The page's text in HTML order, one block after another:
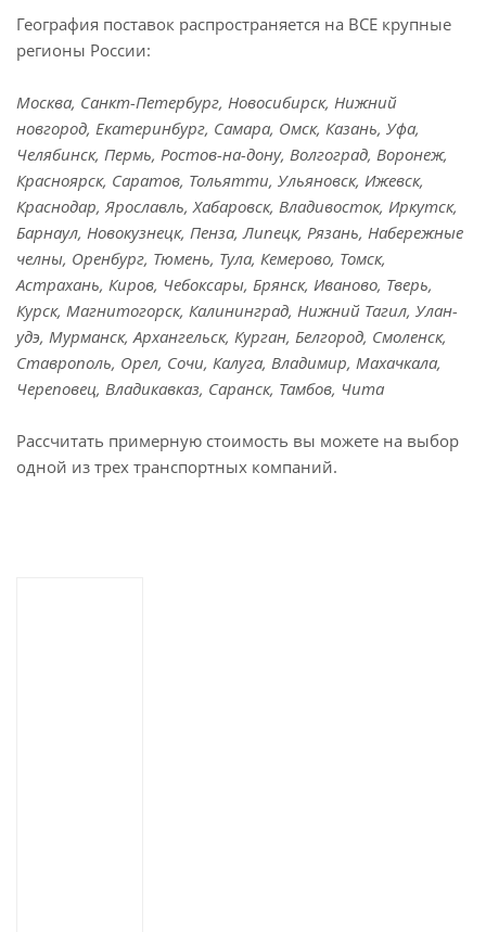
География поставок распространяется на ВСЕ крупные
регионы России:
Москва, Санкт-Петербург, Новосибирск, Нижний
новгород, Екатеринбург, Самара, Омск, Казань, Уфа,
Челябинск, Пермь, Ростов-на-дону, Волгоград, Воронеж,
Красноярск, Саратов, Тольятти, Ульяновск, Ижевск,
Краснодар, Ярославль, Хабаровск, Владивосток, Иркутск,
Барнаул, Новокузнецк, Пенза, Липецк, Рязань, Набережные
челны, Оренбург, Тюмень, Тула, Кемерово, Томск,
Астрахань, Киров, Чебоксары, Брянск, Иваново, Тверь,
Курск, Магнитогорск, Калининград, Нижний Тагил, Улан-
удэ, Мурманск, Архангельск, Курган, Белгород, Смоленск,
Ставрополь, Орел, Сочи, Калуга, Владимир, Махачкала,
Череповец, Владикавказ, Саранск, Тамбов, Чита
Рассчитать примерную стоимость вы можете на выбор
одной из трех транспортных компаний.